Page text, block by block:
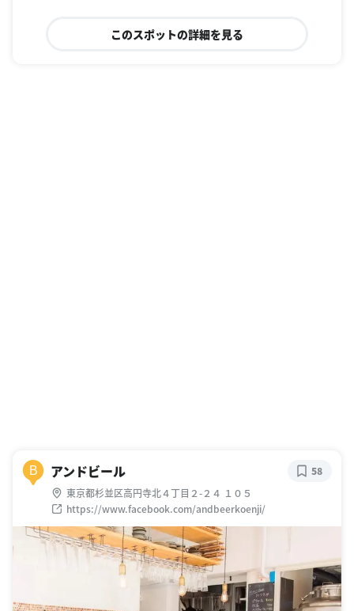
このスポットの詳細を見る
B アンドビール
東京都杉並区高円寺北４丁目２-２４ １０５
https://www.facebook.com/andbeerkoenji/
58